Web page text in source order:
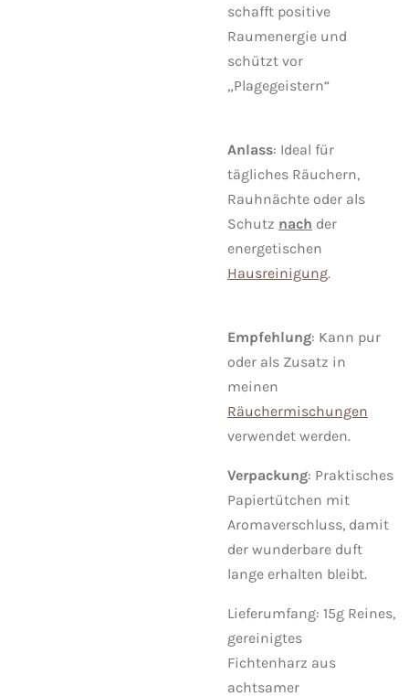
schafft positive
Raumenergie und
schützt vor
„Plagegeistern“
Anlass: Ideal für
tägliches Räuchern,
Rauhnächte oder als
Schutz nach der
energetischen
Hausreinigung.
Empfehlung: Kann pur
oder als Zusatz in
meinen
Räuchermischungen
verwendet werden.
Verpackung: Praktisches
Papiertütchen mit
Aromaverschluss, damit
der wunderbare duft
lange erhalten bleibt.
Lieferumfang: 15g Reines,
gereinigtes
Fichtenharz aus
achtsamer